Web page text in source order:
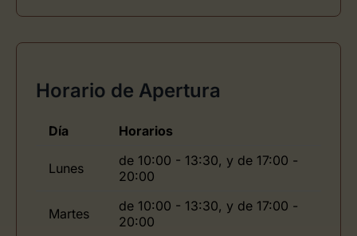
Horario de Apertura
Día Horarios
Lunes
de 10:00 - 13:30, y de 17:00 -
20:00
Martes
de 10:00 - 13:30, y de 17:00 -
20:00